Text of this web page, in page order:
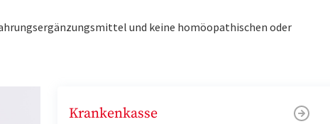
und keine homöopathischen oder
Krankenkasse